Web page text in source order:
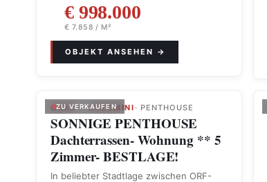
€ 998.000
€ 7.858 / M²
ZU VERKAUFEN
GRAZ – JAKOMINI · PENTHOUSE
SONNIGE PENTHOUSE
Dachterrassen- Wohnung ** 5
Zimmer- BESTLAGE!
In beliebter Stadtlage zwischen ORF-